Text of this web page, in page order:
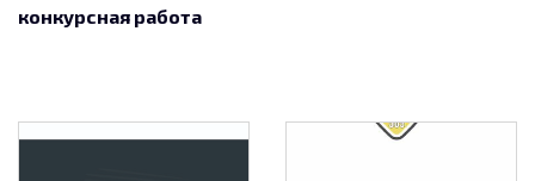
конкурсная работа